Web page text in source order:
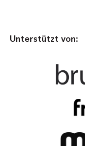
Unterstützt von: